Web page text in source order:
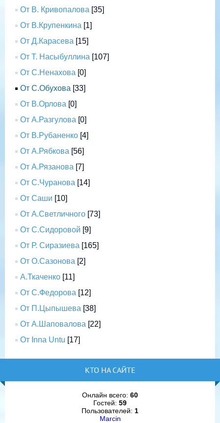
От В. Кривопалова [35]
От В.Крупенкина [1]
От Д.Карасева [15]
От Т. Насыбуллина [107]
От С.Ненахова [0]
От С.Обухова [33]
От В.Орлова [0]
От А.Разгулова [0]
От В.Рубаненко [4]
От А.Рябкова [56]
От А.Рязанова [7]
От С.Чуранова [14]
От Саши [10]
От А.Светличного [73]
От С.Сидоровой [9]
От Р. Сиразиева [165]
От О.Сазонова [2]
А.Ткаченко [11]
От С.Федорова [12]
От П.Цыпышева [38]
От А.Шаповалова [22]
От Inna Untu [17]
КТО НА САЙТЕ
Онлайн всего: 60
Гостей: 59
Пользователей: 1
Marcin